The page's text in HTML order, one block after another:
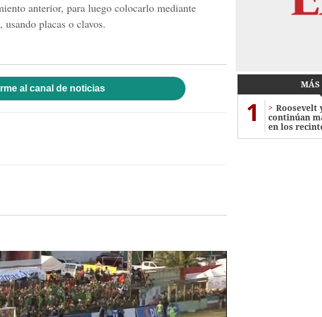
anterior, para luego colocarlo mediante
placas o clavos.
al canal de noticias MÁS
1
Roosevelt
continúan
en los